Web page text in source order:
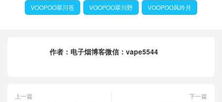
VOOPOO翠川苍 VOOPOO翠川野 VOOPOO风吟月
作者： 电子烟博客微信：vape5544
上一篇
下一篇